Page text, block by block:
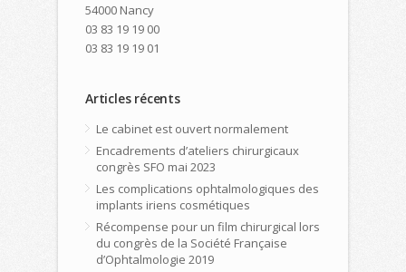
54000 Nancy
03 83 19 19 00
03 83 19 19 01
Articles récents
Le cabinet est ouvert normalement
Encadrements d’ateliers chirurgicaux
congrès SFO mai 2023
Les complications ophtalmologiques des
implants iriens cosmétiques
Récompense pour un film chirurgical lors
du congrès de la Société Française
d’Ophtalmologie 2019